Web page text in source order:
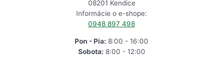
08201 Kendice
Informácie o e-shope:
0948 897 498
Pon - Pia: 8:00 - 16:00
Sobota: 8:00 - 12:00